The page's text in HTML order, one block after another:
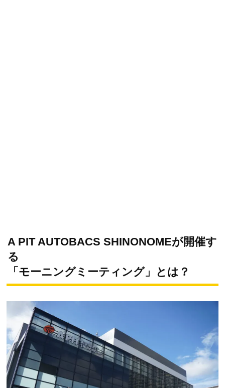
A PIT AUTOBACS SHINONOMEが開催す
る
「モーニングミーティング」とは？